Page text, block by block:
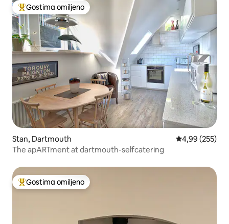
Najuspešniji među gostima omiljenim
Gostima omiljeno
Stan, Dartmouth Prosečna
4,99 (255)
The apARTment at dartmouth-selfcatering
Najuspešniji među gostima omiljenim
Gostima omiljeno